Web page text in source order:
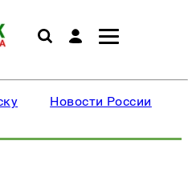
Новости России